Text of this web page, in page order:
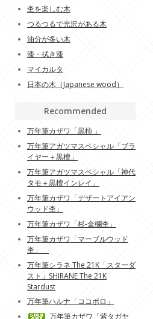
杢を楽しむ木
つるつるで光沢がある木
油分が多い木
漆・拭き漆
マイカルタ
日本の木（Japanese wood）
Recommended
万年筆カザワ「黒柿 」
万年筆アガツマスペシャル「ブラ
イヤー＋黒檀」
万年筆アガツマスペシャル「神代
タモ＋黒檀インレイ」
万年筆カザワ「デザートアイアン
ウッド杢」
万年筆カザワ「杉-金欄杢」
万年筆カザワ「マーブルウッド
杢」
万年筆シラネ The 21K「スターダ
スト」SHIRANE The 21K
Stardust
万年筆ハルナ「ココボロ」
万年筆カザワ「紫タガヤ